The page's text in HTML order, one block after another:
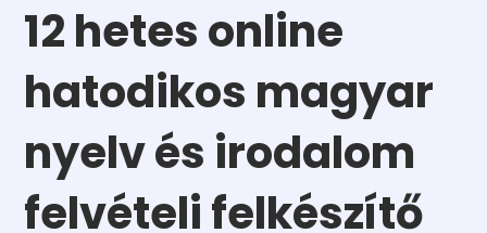
12 hetes online
hatodikos magyar
nyelv és irodalom
felvételi felkészítő